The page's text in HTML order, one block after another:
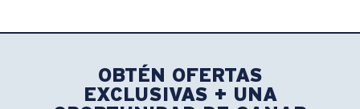
OBTÉN OFERTAS
EXCLUSIVAS + UNA